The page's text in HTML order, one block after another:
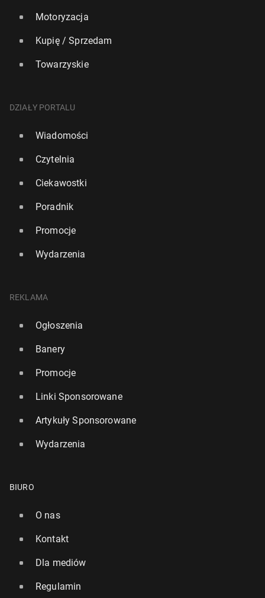
Motoryzacja
Kupię / Sprzedam
Towarzyskie
DZIAŁY PORTALU
Wiadomości
Czytelnia
Ciekawostki
Poradnik
Promocje
Wydarzenia
REKLAMA
Ogłoszenia
Banery
Promocje
Linki Sponsorowane
Artykuły Sponsorowane
Wydarzenia
BIURO
O nas
Kontakt
Dla mediów
Regulamin